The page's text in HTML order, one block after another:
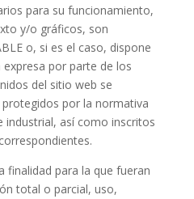
para su funcionamiento,
y/o gráficos, son
o, si es el caso, dispone
por parte de los
del sitio web se
por la normativa
industrial, así como inscritos
finalidad para la que fueran
total o parcial, uso,